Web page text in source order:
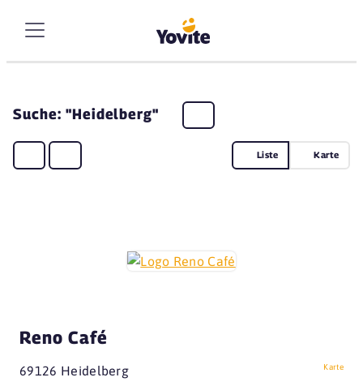
Suche: "Heidelberg"
Liste Karte
Reno Café
69126 Heidelberg Karte